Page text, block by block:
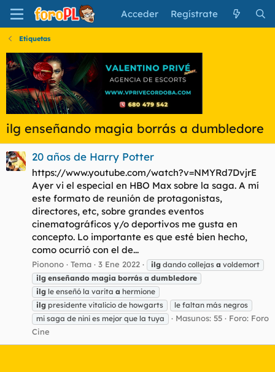
Acceder Regístrate
Etiquetas
ilg enseñando magia borrás a dumbledore
20 años de Harry Potter
https://www.youtube.com/watch?v=NMYRd7DvjrE
Ayer vi el especial en HBO Max sobre la saga. A mí
este formato de reunión de protagonistas,
directores, etc, sobre grandes eventos
cinematográficos y/o deportivos me gusta en
concepto. Lo importante es que esté bien hecho,
como ocurrió con el de...
Pionono Tema 3 Ene 2022 ilg dando collejas a voldemort
ilg enseñando magia borrás a dumbledore
ilg le enseñó la varita a hermione
ilg presidente vitalicio de howgarts
le faltan más negros
mi saga de nini es mejor que la tuya
Masunos: 55 Foro: Foro
Cine